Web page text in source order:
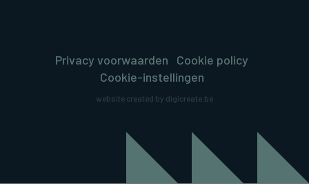
Privacy voorwaarden
Cookie policy
Cookie-instellingen
website created by digicreate.be